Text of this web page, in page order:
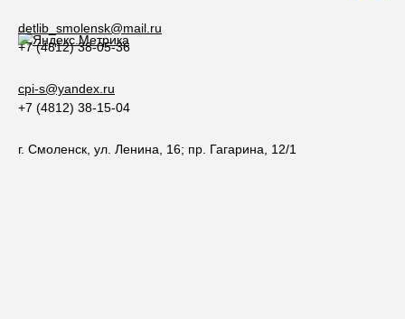
detlib_smolensk@mail.ru
+7 (4812) 38-05-36
cpi-s@yandex.ru
+7 (4812) 38-15-04
г. Смоленск, ул. Ленина, 16; пр. Гагарина, 12/1